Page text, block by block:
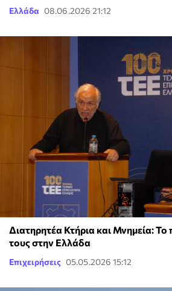
Ελλάδα 08.06.2026 21:12
Διατηρητέα Κτήρια και Μνημεία: Το
τους στην Ελλάδα
Επιχειρήσεις 05.05.2026 15:12